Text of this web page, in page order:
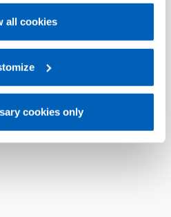
data, at the following
.
all cookies
cookies only